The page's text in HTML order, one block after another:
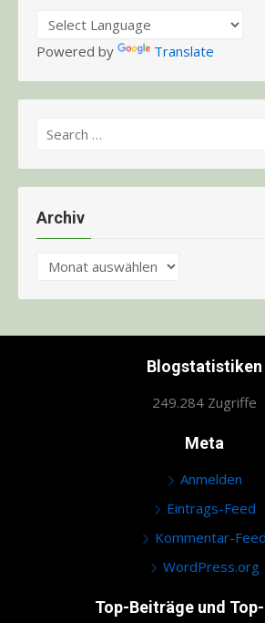
Powered by Translate
Search
Archiv
Archiv
Blogstatistiken
249.284 Zugriffe
Meta
Anmelden
Eintrags-Feed
Kommentar-Feed
WordPress.org
Top-Beiträge und